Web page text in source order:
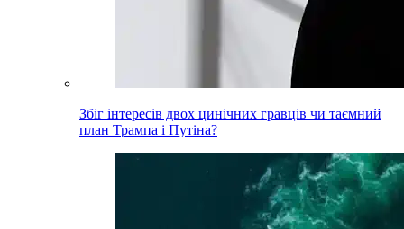
Збіг інтересів двох цинічних гравців чи таємний
план Трампа і Путіна?